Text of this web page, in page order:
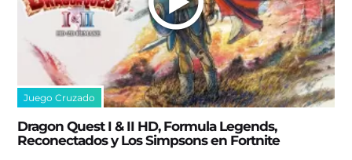
Juego Cruzado
Dragon Quest I & II HD, Formula Legends,
Reconectados y Los Simpsons en Fortnite